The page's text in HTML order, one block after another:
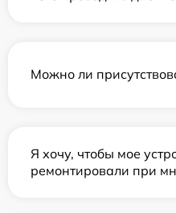
Можно ли
Я хочу, чтобы мое
ремонтировали при